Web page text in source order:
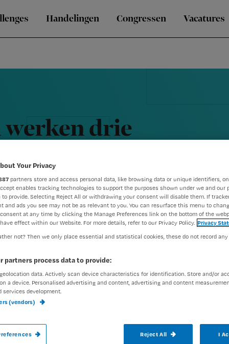
Handelingen Congressen Vacatures
drie
Verpleegkundigen op de
Amsterdamse OLVG werkten afgelopen
aan het verwarmingssysteem.
Your Privacy
partners store and access personal data, like browsing data or unique identifiers,
enables tracking technologies to support the purposes shown under we and our
to provide. Selecting Reject All or withdrawing your consent will disable them. If
and ads you see may not be as relevant to you. You can resurface this menu to
at any time by clicking the Manage Preferences link on the bottom of the
effect within our Website. For more details, refer to our Privacy Policy. Privacy
not? Then we only place essential and statistical cookies, these do not record
partners process data to provide:
data. Actively scan device characteristics for identification. Store and/or
a device. Personalised advertising and content, advertising and content
services development.
(vendors)
Reject All I